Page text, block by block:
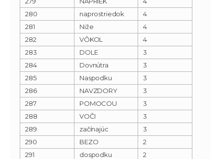
280
naprostriedok
4
281
Niže
4
282
VÔKOL
4
283
DOLE
3
284
Dovnútra
3
285
Naspodku
3
286
NAVZDORY
3
287
POMOCOU
3
288
VOČI
3
289
začínajúc
3
290
BEZO
2
291
dospodku
2